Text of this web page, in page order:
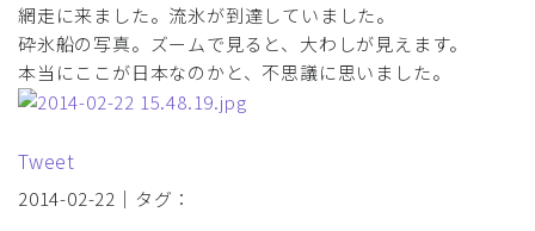
網走に来ました。流氷が到達していました。
砕氷船の写真。ズームで見ると、大わしが見えます。
本当にここが日本なのかと、不思議に思いました。
Tweet
2014-02-22｜タグ：